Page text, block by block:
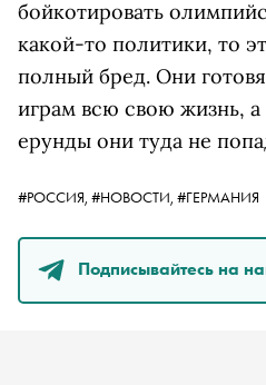
бойкотировать
какой-то политики, то
полный бред. Они
играм всю свою жизнь,
ерунды они туда не
#РОССИЯ, #НОВОСТИ, #ГЕРМАНИЯ
Подписывайтесь на